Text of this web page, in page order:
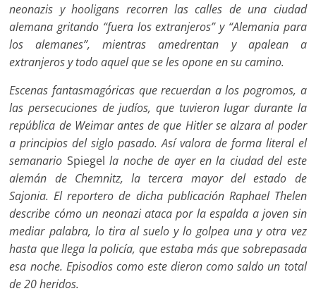
neonazis y hooligans recorren las calles de una ciudad
alemana gritando “fuera los extranjeros” y “Alemania para
los alemanes”, mientras amedrentan y apalean a
extranjeros y todo aquel que se les opone en su camino.
Escenas fantasmagóricas que recuerdan a los pogromos, a
las persecuciones de judíos, que tuvieron lugar durante la
república de Weimar antes de que Hitler se alzara al poder
a principios del siglo pasado. Así valora de forma literal el
semanario Spiegel la noche de ayer en la ciudad del este
alemán de Chemnitz, la tercera mayor del estado de
Sajonia. El reportero de dicha publicación Raphael Thelen
describe cómo un neonazi ataca por la espalda a joven sin
mediar palabra, lo tira al suelo y lo golpea una y otra vez
hasta que llega la policía, que estaba más que sobrepasada
esa noche. Episodios como este dieron como saldo un total
de 20 heridos.